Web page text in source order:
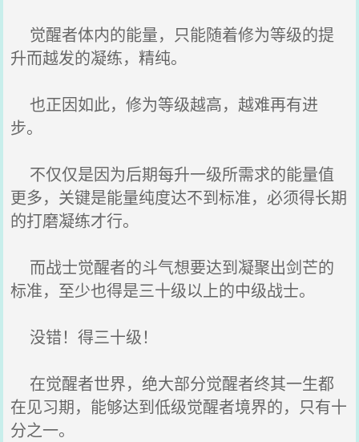
觉醒者体内的能量，只能随着修为等级的提
升而越发的凝练，精纯。
也正因如此，修为等级越高，越难再有进
步。
不仅仅是因为后期每升一级所需求的能量值
更多，关键是能量纯度达不到标准，必须得长期
的打磨凝练才行。
而战士觉醒者的斗气想要达到凝聚出剑芒的
标准，至少也得是三十级以上的中级战士。
没错！得三十级！
在觉醒者世界，绝大部分觉醒者终其一生都
在见习期，能够达到低级觉醒者境界的，只有十
分之一。